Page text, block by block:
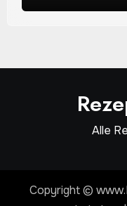
Alle
Copyright ©